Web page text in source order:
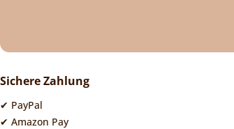
Sichere Zahlung
✔ PayPal
✔ Amazon Pay